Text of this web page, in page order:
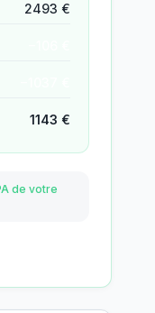
2493 €
1143 €
de votre